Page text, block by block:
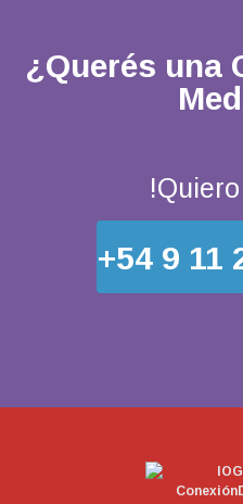
¿Querés una
+54 9 11